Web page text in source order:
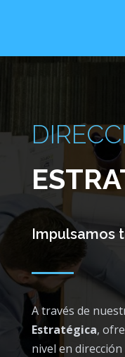
Impulsamos
A través de
Estratégica,
nivel en